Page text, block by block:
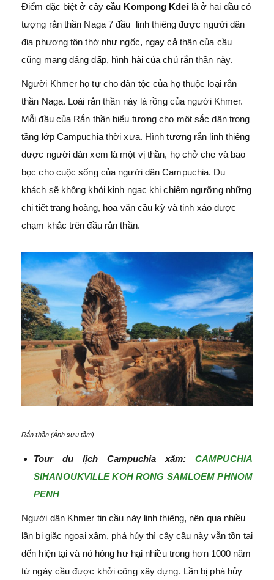
Điểm đặc biệt ở cây cầu Kompong Kdei là ở hai đầu có
tượng rắn thần Naga 7 đầu linh thiêng được người dân
địa phương tôn thờ như ngốc, ngay cả thân của cầu
cũng mang dáng dấp, hình hài của chú rắn thần này.
Người Khmer họ tự cho dân tộc của họ thuộc loại rắn
thần Naga. Loài rắn thần này là rồng của người Khmer.
Mỗi đầu của Rắn thần biểu tượng cho một sắc dân trong
tầng lớp Campuchia thời xưa. Hình tượng rắn linh thiêng
được người dân xem là một vị thần, họ chở che và bao
bọc cho cuộc sống của người dân Campuchia. Du
khách sẽ không khỏi kinh ngạc khi chiêm ngưỡng những
chi tiết trang hoàng, hoa văn cầu kỳ và tinh xảo được
chạm khắc trên đầu rắn thần.
Rắn thần (Ảnh sưu tầm)
Tour du lịch Campuchia xăm:
CAMPUCHIA
SIHANOUKVILLE KOH RONG SAMLOEM PHNOM
PENH
Người dân Khmer tin cầu này linh thiêng, nên qua nhiều
lần bị giặc ngoại xâm, phá hủy thì cây cầu này vẫn tồn tại
đến hiện tại và nó hông hư hại nhiều trong hơn 1000 năm
từ ngày cầu được khởi công xây dựng. Lần bị phá hủy